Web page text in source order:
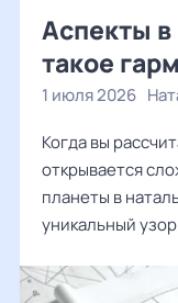
Аспекты в
такое
1 июля 2026
Когда вы
открывается
планеты в
уникальный